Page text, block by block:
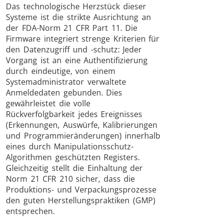
Das technologische Herzstück dieser
Systeme ist die strikte Ausrichtung an
der FDA-Norm 21 CFR Part 11. Die
Firmware integriert strenge Kriterien für
den Datenzugriff und -schutz: Jeder
Vorgang ist an eine Authentifizierung
durch eindeutige, von einem
Systemadministrator verwaltete
Anmeldedaten gebunden. Dies
gewährleistet die volle
Rückverfolgbarkeit jedes Ereignisses
(Erkennungen, Auswürfe, Kalibrierungen
und Programmieränderungen) innerhalb
eines durch Manipulationsschutz-
Algorithmen geschützten Registers.
Gleichzeitig stellt die Einhaltung der
Norm 21 CFR 210 sicher, dass die
Produktions- und Verpackungsprozesse
den guten Herstellungspraktiken (GMP)
entsprechen.